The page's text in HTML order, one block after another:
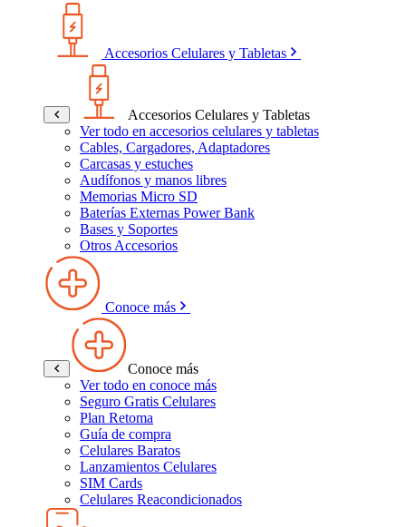
Accesorios Celulares y Tabletas
Accesorios Celulares y Tabletas
Ver todo en accesorios celulares y tabletas
Cables, Cargadores, Adaptadores
Carcasas y estuches
Audífonos y manos libres
Memorias Micro SD
Baterías Externas Power Bank
Bases y Soportes
Otros Accesorios
Conoce más
Conoce más
Ver todo en conoce más
Seguro Gratis Celulares
Plan Retoma
Guía de compra
Celulares Baratos
Lanzamientos Celulares
SIM Cards
Celulares Reacondicionados